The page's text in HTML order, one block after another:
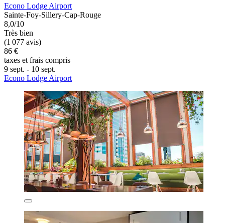
Econo Lodge Airport
Sainte-Foy-Sillery-Cap-Rouge
8,0/10
Très bien
(1 077 avis)
86 €
taxes et frais compris
9 sept. - 10 sept.
Econo Lodge Airport